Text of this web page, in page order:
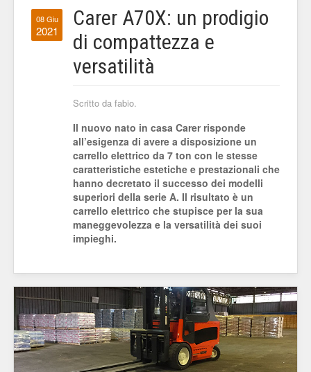
08 Giu
2021
Carer A70X: un prodigio
di compattezza e
versatilità
Scritto da fabio.
Il nuovo nato in casa Carer risponde
all’esigenza di avere a disposizione un
carrello elettrico da 7 ton con le stesse
caratteristiche estetiche e prestazionali che
hanno decretato il successo dei modelli
superiori della serie A. Il risultato è un
carrello elettrico che stupisce per la sua
maneggevolezza e la versatilità dei suoi
impieghi.